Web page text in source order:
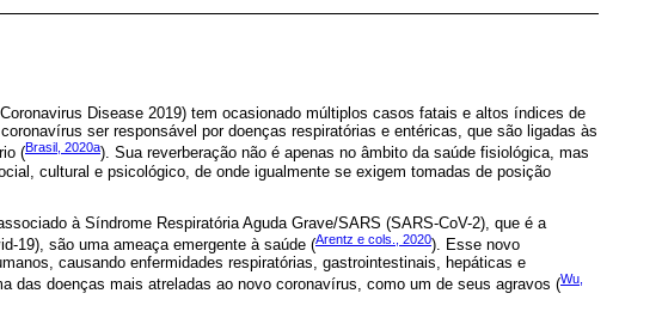
Disease 2019) tem ocasionado múltiplos casos fatais e altos índices de
ser responsável por doenças respiratórias e entéricas, que são ligadas às
(Brasil, 2020a). Sua reverberação não é apenas no âmbito da saúde fisiológica, mas
cultural e psicológico, de onde igualmente se exigem tomadas de posição
à Síndrome Respiratória Aguda Grave/SARS (SARS-CoV-2), que é a
19), são uma ameaça emergente à saúde (Arentz e cols., 2020). Esse novo
causando enfermidades respiratórias, gastrointestinais, hepáticas e
das doenças mais atreladas ao novo coronavírus, como um de seus agravos (Wu,